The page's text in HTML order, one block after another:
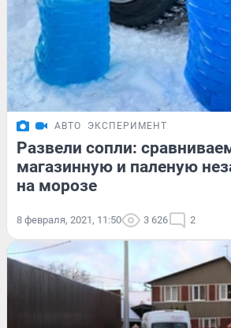
АВТО ЭКСПЕРИМЕНТ
Развели сопли:
магазинную и паленую
на морозе
8 февраля, 2021, 11:50 3 626 2